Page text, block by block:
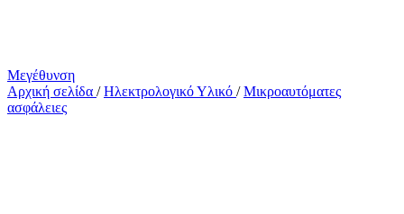
Μεγέθυνση
Αρχική σελίδα / Ηλεκτρολογικό Υλικό / Μικροαυτόματες
ασφάλειες